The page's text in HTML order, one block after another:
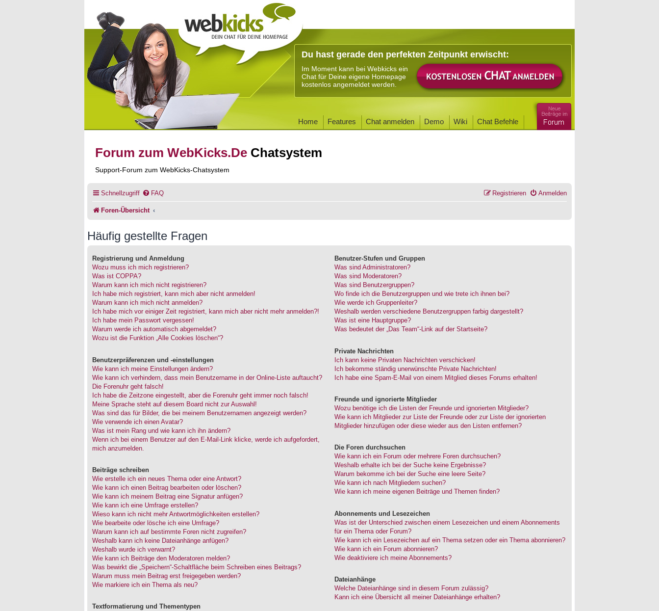
Du hast gerade den perfekten Zeitpunkt erwischt:
Im Moment kann bei Webkicks ein
Chat für Deine eigene Homepage
kostenlos angemeldet werden.
Home Features Chat anmelden Demo Wiki Chat Befehle
Forum zum WebKicks.De Chatsystem
Support-Forum zum WebKicks-Chatsystem
Schnellzugriff FAQ Anmelden
Registrieren
Foren-Übersicht
Häufig gestellte Fragen
Registrierung und Anmeldung
Wozu muss ich mich registrieren?
Was ist COPPA?
Warum kann ich mich nicht registrieren?
Ich habe mich registriert, kann mich aber nicht anmelden!
Warum kann ich mich nicht anmelden?
Ich habe mich vor einiger Zeit registriert, kann mich aber nicht mehr anmelden?!
Ich habe mein Passwort vergessen!
Warum werde ich automatisch abgemeldet?
Wozu ist die Funktion „Alle Cookies löschen“?
Benutzerpräferenzen und -einstellungen
Wie kann ich meine Einstellungen ändern?
Wie kann ich verhindern, dass mein Benutzername in der Online-Liste auftaucht?
Die Forenuhr geht falsch!
Ich habe die Zeitzone eingestellt, aber die Forenuhr geht immer noch falsch!
Meine Sprache steht auf diesem Board nicht zur Auswahl!
Was sind das für Bilder, die bei meinem Benutzernamen angezeigt werden?
Wie verwende ich einen Avatar?
Was ist mein Rang und wie kann ich ihn ändern?
Wenn ich bei einem Benutzer auf den E-Mail-Link klicke, werde ich aufgefordert,
mich anzumelden.
Beiträge schreiben
Wie erstelle ich ein neues Thema oder eine Antwort?
Wie kann ich einen Beitrag bearbeiten oder löschen?
Wie kann ich meinem Beitrag eine Signatur anfügen?
Wie kann ich eine Umfrage erstellen?
Wieso kann ich nicht mehr Antwortmöglichkeiten erstellen?
Wie bearbeite oder lösche ich eine Umfrage?
Warum kann ich auf bestimmte Foren nicht zugreifen?
Weshalb kann ich keine Dateianhänge anfügen?
Weshalb wurde ich verwarnt?
Wie kann ich Beiträge den Moderatoren melden?
Was bewirkt die „Speichern“-Schaltfläche beim Schreiben eines Beitrags?
Warum muss mein Beitrag erst freigegeben werden?
Wie markiere ich ein Thema als neu?
Textformatierung und Thementypen
Benutzer-Stufen und Gruppen
Was sind Administratoren?
Was sind Moderatoren?
Was sind Benutzergruppen?
Wo finde ich die Benutzergruppen und wie trete ich ihnen bei?
Wie werde ich Gruppenleiter?
Weshalb werden verschiedene Benutzergruppen farbig dargestellt?
Was ist eine Hauptgruppe?
Was bedeutet der „Das Team“-Link auf der Startseite?
Private Nachrichten
Ich kann keine Privaten Nachrichten verschicken!
Ich bekomme ständig unerwünschte Private Nachrichten!
Ich habe eine Spam-E-Mail von einem Mitglied dieses Forums erhalten!
Freunde und ignorierte Mitglieder
Wozu benötige ich die Listen der Freunde und ignorierten Mitglieder?
Wie kann ich Mitglieder zur Liste der Freunde oder zur Liste der ignorierten
Mitglieder hinzufügen oder diese wieder aus den Listen entfernen?
Die Foren durchsuchen
Wie kann ich ein Forum oder mehrere Foren durchsuchen?
Weshalb erhalte ich bei der Suche keine Ergebnisse?
Warum bekomme ich bei der Suche eine leere Seite?
Wie kann ich nach Mitgliedern suchen?
Wie kann ich meine eigenen Beiträge und Themen finden?
Abonnements und Lesezeichen
Was ist der Unterschied zwischen einem Lesezeichen und einem Abonnements
für ein Thema oder Forum?
Wie kann ich ein Lesezeichen auf ein Thema setzen oder ein Thema abonnieren?
Wie kann ich ein Forum abonnieren?
Wie deaktiviere ich meine Abonnements?
Dateianhänge
Welche Dateianhänge sind in diesem Forum zulässig?
Kann ich eine Übersicht all meiner Dateianhänge erhalten?